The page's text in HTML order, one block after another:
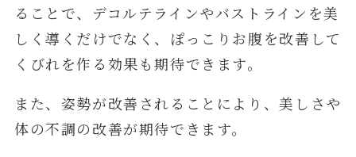
ることで、デコルテラインやバストラインを美
しく導くだけでなく、ぽっこりお腹を改善して
くびれを作る効果も期待できます。
また、姿勢が改善されることにより、美しさや
体の不調の改善が期待できます。